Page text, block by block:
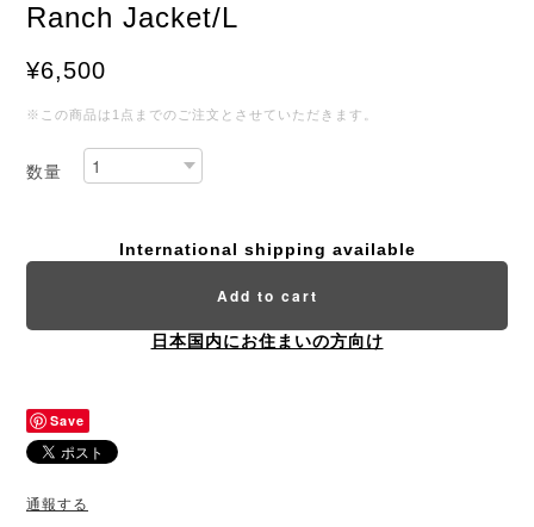
Ranch Jacket/L
¥6,500
※この商品は1点までのご注文とさせていただきます。
数量
International shipping available
Add to cart
日本国内にお住まいの方向け
Save
通報する